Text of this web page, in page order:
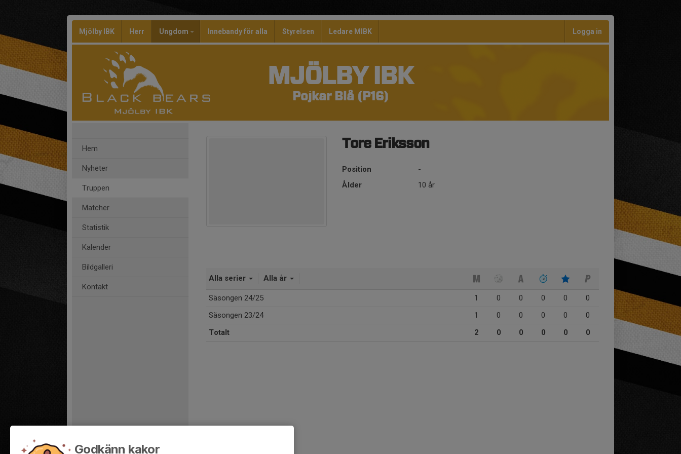
Mjölby IBK Herr Ungdom Innebandy för alla Styrelsen Ledare MIBK Logga in
MJÖLBY IBK
Pojkar Blå (P16)
Hem
Nyheter
Truppen
Matcher
Statistik
Kalender
Bildgalleri
Kontakt
Tore Eriksson
Position
-
Ålder
10 år
Alla serier Alla år
Säsongen 24/25 1 0 0 0 0
0
Säsongen 23/24
1 0 0 0 0
0
Totalt
2 0 0 0 0 0
Godkänn kakor